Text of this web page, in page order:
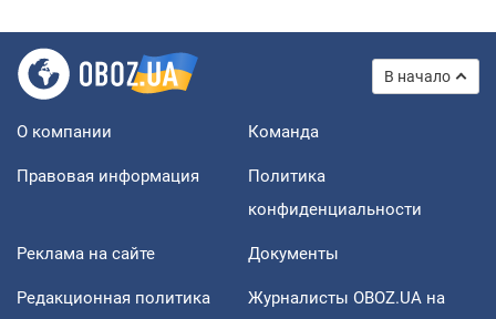
В начало
О компании Команда
Правовая информация
Политика
конфиденциальности
Реклама на сайте Документы
Редакционная политика
Журналисты OBOZ.UA на